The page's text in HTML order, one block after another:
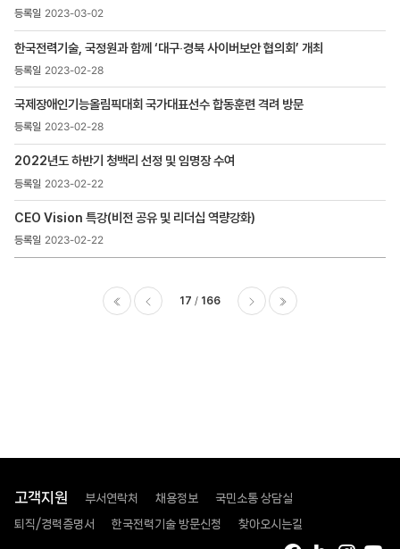
2023-03-02
한국전력기술, 국정원과 함께 ‘대구‧경북 사이버보안 협의회’ 개최
2023-02-28
국제장애인기능올림픽대회 국가대표선수 합동훈련 격려 방문
2023-02-28
2022년도 하반기 청백리 선정 및 임명장 수여
2023-02-22
CEO Vision 특강(비전 공유 및 리더십 역량강화)
2023-02-22
17 166
고객지원 부서연락처 채용정보 국민소통 상담실
퇴직/경력증명서 한국전력기술 방문신청 찾아오시는길